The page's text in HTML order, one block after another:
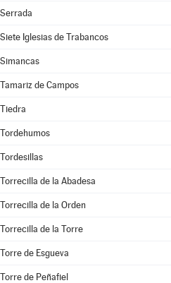
Serrada
Siete Iglesias de Trabancos
Simancas
Tamariz de Campos
Tiedra
Tordehumos
Tordesillas
Torrecilla de la Abadesa
Torrecilla de la Orden
Torrecilla de la Torre
Torre de Esgueva
Torre de Peñafiel